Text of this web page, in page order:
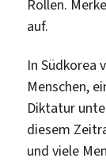
Rollen.
auf.
In Südkorea
Menschen,
Diktatur
diesem
und viele